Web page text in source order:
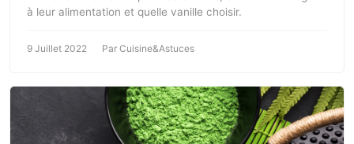
à leur alimentation et quelle vanille choisir.
9 Juillet 2022 Par Cuisine&Astuces